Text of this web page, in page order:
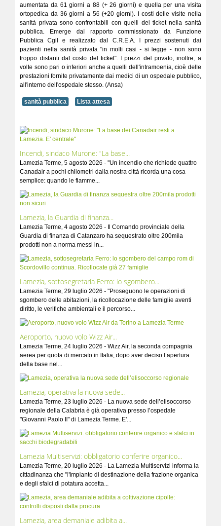
aumentata da 61 giorni a 88 (+ 26 giorni) e quella per una visita
ortopedica da 36 giorni a 56 (+20 giorni). I costi delle visite nella
sanità privata sono confrontabili con quelli dei ticket nella sanità
pubblica. Emerge dal rapporto commissionato da Funzione
Pubblica Cgil e realizzato dal C.R.E.A. I prezzi sostenuti dai
pazienti nella sanità privata "in molti casi - si legge - non sono
troppo distanti dal costo del ticket". I prezzi del privato, inoltre, a
volte sono pari o inferiori anche a quelli dell'intramoenia, cioè delle
prestazioni fornite privatamente dai medici di un ospedale pubblico,
all'interno dell'ospedale stesso. (Ansa)
sanità pubblica Lista attesa
Incendi, sindaco Murone: "La base...
Lamezia Terme, 5 agosto 2026 - "Un incendio che richiede quattro
Canadair a pochi chilometri dalla nostra città ricorda una cosa
semplice: quando le fiamme...
Lamezia, la Guardia di finanza...
Lamezia Terme, 4 agosto 2026 - Il Comando provinciale della
Guardia di finanza di Catanzaro ha sequestrato oltre 200mila
prodotti non a norma messi in...
Lamezia, sottosegretaria Ferro: lo sgombero...
Lamezia Terme, 29 luglio 2026 - "Proseguono le operazioni di
sgombero delle abitazioni, la ricollocazione delle famiglie aventi
diritto, le verifiche ambientali e il percorso...
Aeroporto, nuovo volo Wizz Air...
Lamezia Terme, 24 luglio 2026 - Wizz Air, la seconda compagnia
aerea per quota di mercato in Italia, dopo aver deciso l’apertura
della base nel...
Lamezia, operativa la nuova sede...
Lamezia Terme, 23 luglio 2026 - La nuova sede dell’elisoccorso
regionale della Calabria è già operativa presso l’ospedale
"Giovanni Paolo II" di Lamezia Terme. E'...
Lamezia Multiservizi: obbligatorio conferire organico...
Lamezia Terme, 20 luglio 2026 - La Lamezia Multiservizi informa la
cittadinanza che "l'impianto di destinazione della frazione organica
e degli sfalci di potatura accetta...
Lamezia, area demaniale adibita a...